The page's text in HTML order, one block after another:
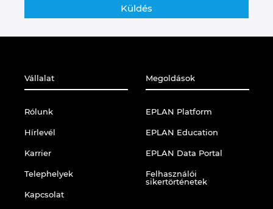
Vállalat
Rólunk
Hírlevél
Karrier
Telephelyek
Kapcsolat
Megoldások
EPLAN Platform
EPLAN Education
EPLAN Data Portal
Felhasználói
sikertörténetek